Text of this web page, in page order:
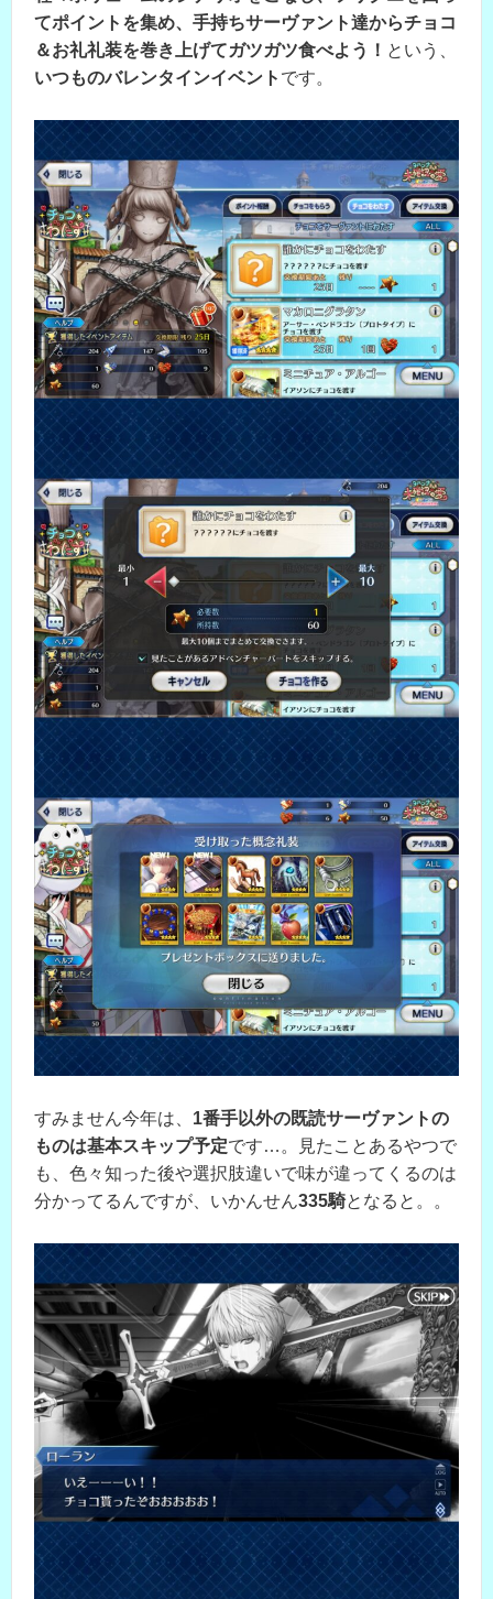
てポイントを集め、手持ちサーヴァント達からチョコ
＆お礼礼装を巻き上げてガツガツ食べよう！ という、
いつものバレンタインイベント です。
すみません今年は、 1番手以外の既読サーヴァントの
ものは基本スキップ予定です…。見たことあるやつで
も、色々知った後や選択肢違いで味が違ってくるのは
分かってるんですが、いかんせん335騎となると。。